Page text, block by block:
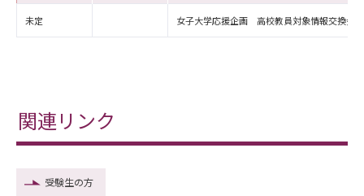
未定 女子大学応援企画 高校教員対象情報交換会
関連リンク
受験生の方